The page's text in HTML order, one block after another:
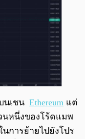
นเชน Ethereum แต่
นหนึ่งของโร้ดแมพ
การย้ายไปยังโปร